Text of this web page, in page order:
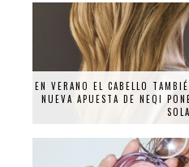
EN VERANO EL CABELLO
NUEVA APUESTA DE NEQI